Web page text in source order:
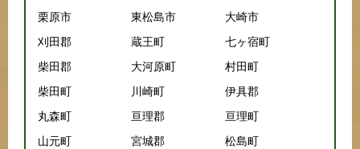
栗原市
東松島市
大崎市
刈田郡
蔵王町
七ヶ宿町
柴田郡
大河原町
村田町
柴田町
川崎町
伊具郡
丸森町
亘理郡
亘理町
山元町
宮城郡
松島町